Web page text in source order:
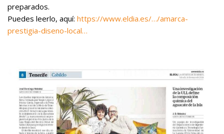
preparados.
Puedes leerlo, aquí: https://www.eldia.es/…/amarca-
prestigia-diseno-local…